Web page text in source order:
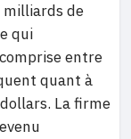
milliards de
qui
entre
quant à
La firme